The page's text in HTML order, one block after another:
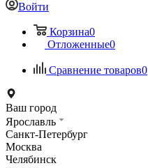
Войти
Корзина0
Отложенные0
Сравнение товаров0
Ваш город
Ярославль
Санкт-Петербург
Москва
Челябинск